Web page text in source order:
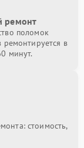
ремонт
поломок
ремонтируется в
минут.
стоимость,